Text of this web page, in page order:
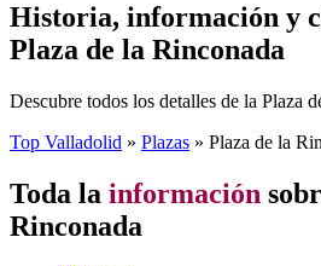
Historia, información y
Plaza de la Rinconada
Descubre todos los detalles de la Plaza
Top Valladolid » Plazas » Plaza de la
Toda la información
Rinconada